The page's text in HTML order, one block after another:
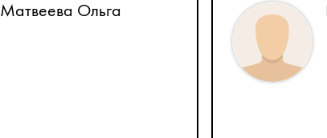
Матвеева Ольга